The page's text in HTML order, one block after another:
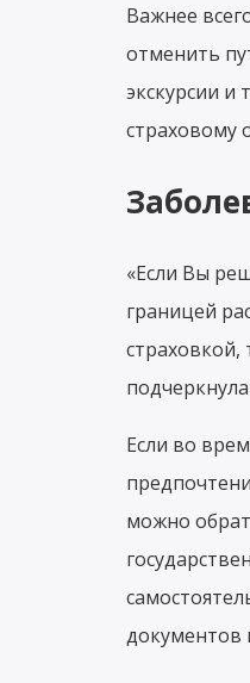
Важнее
отменить
экскурсии и
страховому
«Если Вы
границей
страховкой,
Если во
можно
документов